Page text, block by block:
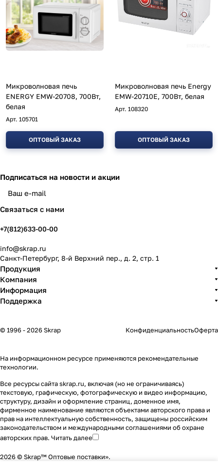
Микроволновая печь
ENERGY EMW-20708, 700Вт,
белая
Арт. 105701
ОПТОВЫЙ ЗАКАЗ
Микроволновая печь Energy
EMW-20710Е, 700Вт, белая
Арт. 108320
ОПТОВЫЙ ЗАКАЗ
Подписаться на новости и акции
Связаться с нами
+7(812)633-00-00
info@skrap.ru
Санкт-Петербург, 8-й Верхний пер., д. 2, стр. 1
Продукция
Компания
Информация
Поддержка
© 1996 - 2026 Skrap КонфиденциальностьОферта
На информационном ресурсе применяются рекомендательные
технологии.
Все ресурсы сайта skrap.ru, включая (но не ограничиваясь)
текстовую, графическую, фотографическую и видео информацию,
структуру, дизайн и оформление страниц, доменное имя,
фирменное наименование являются объектами авторского права и
прав на интеллектуальную собственность, защищены российским
законодательством и международными соглашениями об охране
авторских прав. Читать далее
2026 © Skrap™ Оптовые поставки».